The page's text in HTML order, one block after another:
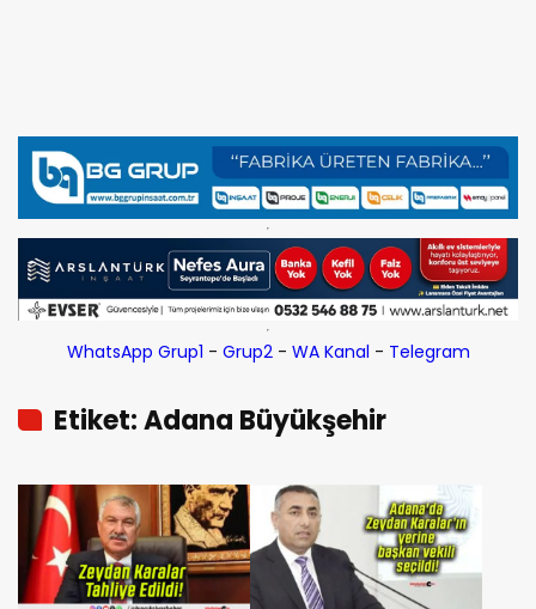
WhatsApp Grup1 - Grup2- WA Kanal - Telegram
Etiket: Adana Büyükşehir